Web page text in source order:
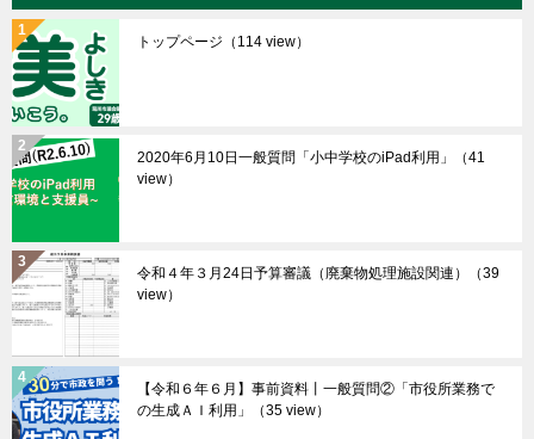
トップページ （114 view）
2020年6月10日一般質問「小中学校のiPad利用」
（41
view）
令和４年３月24日予算審議（廃棄物処理施設関連）
（39
view）
【令和６年６月】事前資料丨一般質問②「市役所業務で
の生成ＡＩ利用」
（35 view）